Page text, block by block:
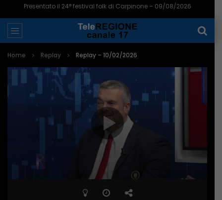
Presentato il 24° festival folk di Carpinone – 09/08/2026
Home Replay Replay – 10/02/2026